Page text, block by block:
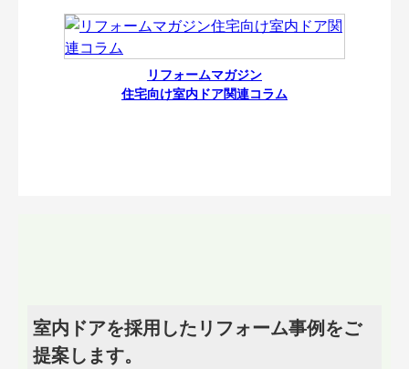
リフォームマガジン
住宅向け室内ドア関連コラム
室内ドアを採用したリフォーム事例をご
提案します。